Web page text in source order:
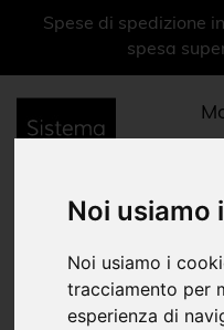
Noi usiamo
Noi usiamo i
tracciamento per
esperienza di
Spese di spedizione
spesa
Libri
Libri d'arte